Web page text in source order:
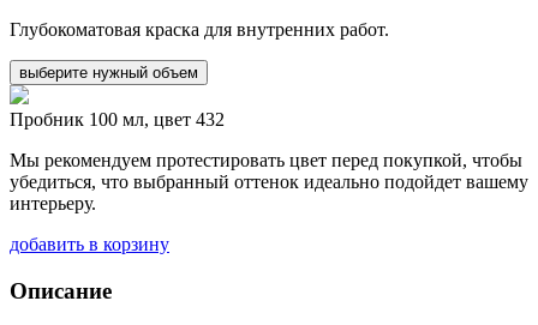
Глубокоматовая краска для внутренних работ.
выберите нужный объем
Пробник 100 мл, цвет 432
Мы рекомендуем протестировать цвет перед покупкой, чтобы
убедиться, что выбранный оттенок идеально подойдет вашему
интерьеру.
добавить в корзину
Описание